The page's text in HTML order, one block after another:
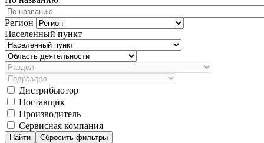
Регион
Населенный пункт
Дистрибьютор
Поставщик
Производитель
Сервисная компания
Сбросить фильтры